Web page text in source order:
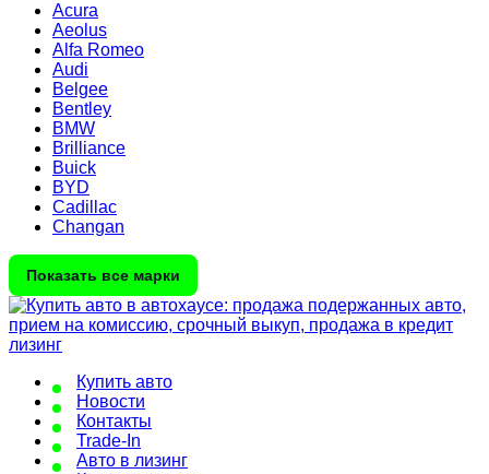
Acura
Aeolus
Alfa Romeo
Audi
Belgee
Bentley
BMW
Brilliance
Buick
BYD
Cadillac
Changan
Показать все марки
Купить авто
Новости
Контакты
Trade-In
Авто в лизинг